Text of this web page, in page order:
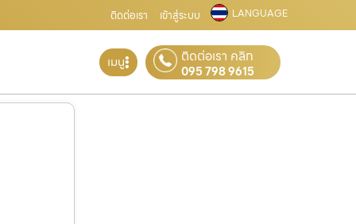
ติดต่อเรา เข้าสู่ระบบ LANGUAGE
เมนู ติดต่อเรา คลิก
095 798 9615